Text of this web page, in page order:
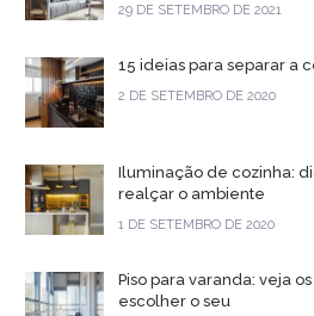
29 DE SETEMBRO DE 2021
15 ideias para separar a
2 DE SETEMBRO DE 2020
Iluminação de cozinha:
realçar o ambiente
1 DE SETEMBRO DE 2020
Piso para varanda: veja
escolher o seu